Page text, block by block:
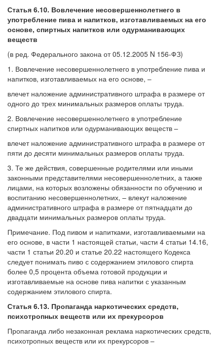
Статья 6.10. Вовлечение несовершеннолетнего в
употребление пива и напитков, изготавливаемых на его
основе, спиртных напитков или одурманивающих
веществ
(в ред. Федерального закона от 05.12.2005 N 156-ФЗ)
1. Вовлечение несовершеннолетнего в употребление пива и
напитков, изготавливаемых на его основе, –
влечет наложение административного штрафа в размере от
одного до трех минимальных размеров оплаты труда.
2. Вовлечение несовершеннолетнего в употребление
спиртных напитков или одурманивающих веществ –
влечет наложение административного штрафа в размере от
пяти до десяти минимальных размеров оплаты труда.
3. Те же действия, совершенные родителями или иными
законными представителями несовершеннолетних, а также
лицами, на которых возложены обязанности по обучению и
воспитанию несовершеннолетних, – влекут наложение
административного штрафа в размере от пятнадцати до
двадцати минимальных размеров оплаты труда.
Примечание. Под пивом и напитками, изготавливаемыми на
его основе, в части 1 настоящей статьи, части 4 статьи 14.16,
части 1 статьи 20.20 и статье 20.22 настоящего Кодекса
следует понимать пиво с содержанием этилового спирта
более 0,5 процента объема готовой продукции и
изготавливаемые на основе пива напитки с указанным
содержанием этилового спирта.
Статья 6.13. Пропаганда наркотических средств,
психотропных веществ или их прекурсоров
Пропаганда либо незаконная реклама наркотических средств,
психотропных веществ или их прекурсоров –